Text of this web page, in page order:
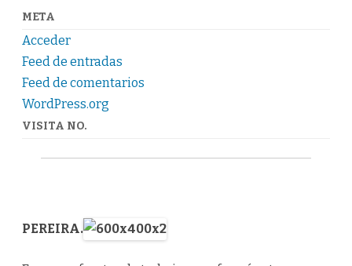
Rico
y
Mistratò
META
Acceder
Feed de entradas
Feed de comentarios
WordPress.org
VISITA NO.
PEREIRA.